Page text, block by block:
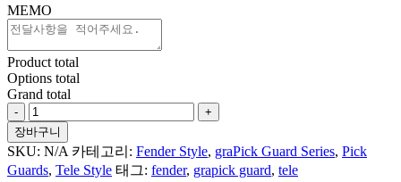
MEMO
Product total
Options total
Grand total
Marble
#17
For
Fender
Tele
장바구니
SKU: N/A 카테고리: Fender Style, graPick Guard Series, Pick
Guards, Tele Style 태그: fender, grapick guard, tele